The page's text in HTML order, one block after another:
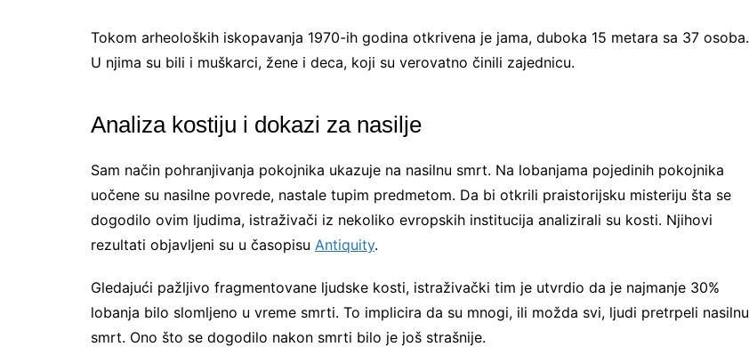
Tokom arheoloških iskopavanja 1970-ih godina otkrivena je jama, duboka 15 metara sa 37 osoba.
U njima su bili i muškarci, žene i deca, koji su verovatno činili zajednicu.
Analiza kostiju i dokazi za nasilje
Sam način pohranjivanja pokojnika ukazuje na nasilnu smrt. Na lobanjama pojedinih pokojnika
uočene su nasilne povrede, nastale tupim predmetom. Da bi otkrili praistorijsku misteriju šta se
dogodilo ovim ljudima, istraživači iz nekoliko evropskih institucija analizirali su kosti. Njihovi
rezultati objavljeni su u časopisu Antiquity.
Gledajući pažljivo fragmentovane ljudske kosti, istraživački tim je utvrdio da je najmanje 30%
lobanja bilo slomljeno u vreme smrti. To implicira da su mnogi, ili možda svi, ljudi pretrpeli nasilnu
smrt. Ono što se dogodilo nakon smrti bilo je još strašnije.
saznajte najnovije vesti iz sveta
arheologije